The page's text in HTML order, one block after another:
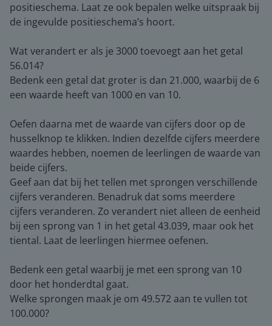
positieschema. Laat ze ook bepalen welke uitspraak bij
de ingevulde positieschema’s hoort.
Wat verandert er als je 3000 toevoegt aan het getal
56.014?
Bedenk een getal dat groter is dan 21.000, waarbij de 6
een waarde heeft van 1000 en van 10.
Oefen daarna met de waarde van cijfers door op de
husselknop te klikken. Indien dezelfde cijfers meerdere
waardes hebben, noemen de leerlingen de waarde van
beide cijfers.
Geef aan dat bij het tellen met sprongen verschillende
cijfers veranderen. Benadruk dat soms meerdere
cijfers veranderen. Zo verandert niet alleen de eenheid
bij een sprong van 1 in het getal 43.039, maar ook het
tiental. Laat de leerlingen hiermee oefenen.
Bedenk een getal waarbij je met een sprong van 10
door het honderdtal gaat.
Welke sprongen maak je om 49.572 aan te vullen tot
100.000?